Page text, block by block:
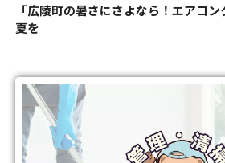
「広陵町の暑さにさよなら！エアコ
夏を